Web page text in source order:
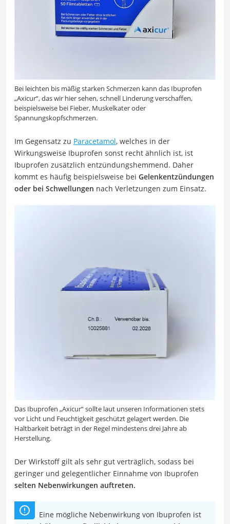
Bei leichten bis mäßig starken Schmerzen kann das Ibuprofen
„Axicur“, das wir hier sehen, schnell Linderung verschaffen,
beispielsweise bei Fieber, Muskelkater oder
Spannungskopfschmerzen.
Im Gegensatz zu Paracetamol, welches in der
Wirkungsweise Ibuprofen sonst recht ähnlich ist, ist
Ibuprofen zusätzlich entzündungshemmend. Daher
kommt es häufig beispielsweise bei Gelenkentzündungen
oder bei Schwellungen nach Verletzungen zum Einsatz.
Das Ibuprofen „Axicur“ sollte laut unseren Informationen stets
vor Licht und Feuchtigkeit geschützt gelagert werden. Die
Haltbarkeit beträgt in der Regel mindestens drei Jahre ab
Herstellung.
Der Wirkstoff gilt als sehr gut verträglich, sodass bei
geringer und gelegentlicher Einnahme von Ibuprofen
selten Nebenwirkungen auftreten.
Eine mögliche Nebenwirkung von Ibuprofen ist